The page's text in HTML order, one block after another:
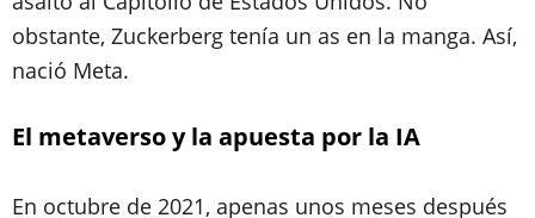
obstante, Zuckerberg tenía un as en la manga. Así,
nació Meta.
El metaverso y la apuesta por la IA
En octubre de 2021, apenas unos meses después